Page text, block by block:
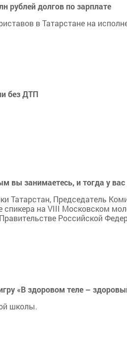
рублей долгов по зарплате
в Татарстане на
без ДТП
занимаетесь, и тогда у вас
Татарстан, Председатель
спикера на VIII Московском
Российской
«В здоровом теле –
школы.